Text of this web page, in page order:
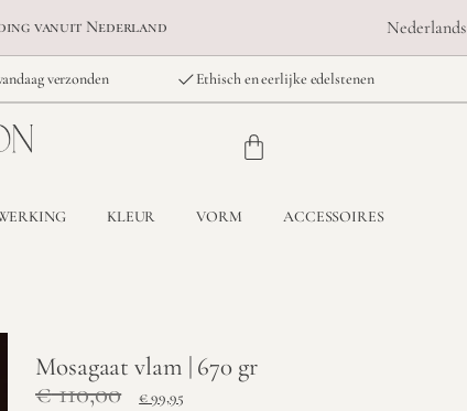
vanuit Nederland Nederlands
verzonden Ethisch en eerlijke edelstenen
KLEUR VORM ACCESSOIRES
Mosagaat vlam | 670 gr
€110,00 €99,95